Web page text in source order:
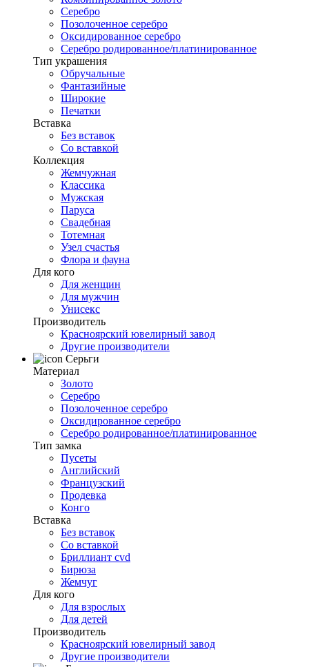
Серебро
Позолоченное серебро
Оксидированное серебро
Серебро родированное/платинированное
Тип украшения
Обручальные
Фантазийные
Широкие
Печатки
Вставка
Без вставок
Со вставкой
Коллекция
Жемчужная
Классика
Мужская
Паруса
Свадебная
Тотемная
Узел счастья
Флора и фауна
Для кого
Для женщин
Для мужчин
Унисекс
Производитель
Красноярский ювелирный завод
Другие производители
Серьги
Материал
Золото
Серебро
Позолоченное серебро
Оксидированное серебро
Серебро родированное/платинированное
Тип замка
Пусеты
Английский
Французский
Продевка
Конго
Вставка
Без вставок
Со вставкой
Бриллиант cvd
Бирюза
Жемчуг
Для кого
Для взрослых
Для детей
Производитель
Красноярский ювелирный завод
Другие производители